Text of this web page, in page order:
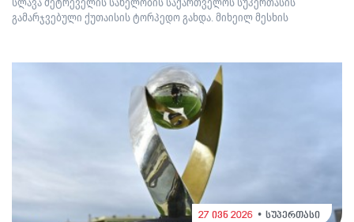
გამარჯვებული ქუთაისის ტორპედო გახდა. მიხეილ მესხის
27 ივნ 2026 სუპერთასი